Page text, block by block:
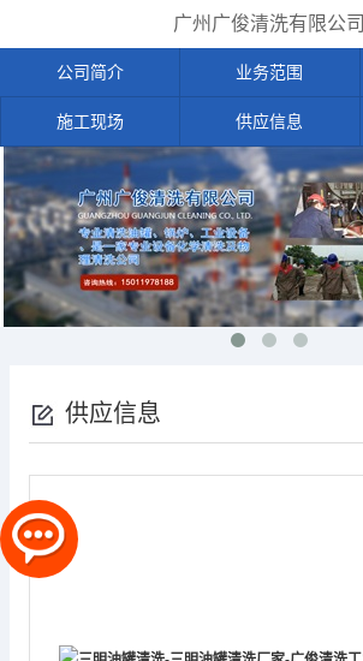
广州广俊清洗有限公司
公司简介 业务范围
施工现场 供应信息
供应信息